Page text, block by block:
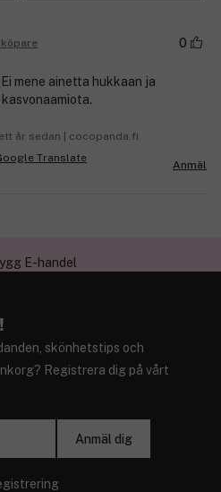
0
mene ainetta hukkaan ja
år sedan | cocopanda.fi
Anmäl
E-handel
skönhetstips och
Registrera dig på vårt
Anmäl dig